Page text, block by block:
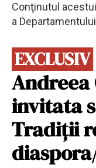
Conţinutul
a
EXCLUSIV
Andreea
invitata
Tradiții